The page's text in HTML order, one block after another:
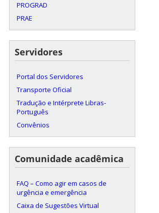
PROGRAD
PRAE
Servidores
Portal dos Servidores
Transporte Oficial
Tradução e Intérprete Libras-
Português
Convênios
Comunidade acadêmica
FAQ – Como agir em casos de
urgência e emergência
Caixa de Sugestões Virtual